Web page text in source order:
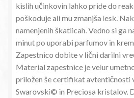
kislih učinkovin lahko pride do
poškoduje ali mu zmanjša lesk.
namenjenih škatlicah. Vedno si ga
minut po uporabi parfumov in krem.
Zapestnico dobite v lični darilni
Material zapestnice je velur
priložen še certifikat avtentičnosti
Swarovski© in Preciosa kristalov.